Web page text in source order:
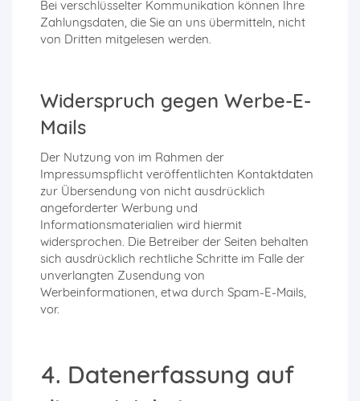
Bei verschlüsselter Kommunikation können Ihre
Zahlungsdaten, die Sie an uns übermitteln, nicht
von Dritten mitgelesen werden.
Widerspruch gegen Werbe-E-
Mails
Der Nutzung von im Rahmen der
Impressumspflicht veröffentlichten Kontaktdaten
zur Übersendung von nicht ausdrücklich
angeforderter Werbung und
Informationsmaterialien wird hiermit
widersprochen. Die Betreiber der Seiten behalten
sich ausdrücklich rechtliche Schritte im Falle der
unverlangten Zusendung von
Werbeinformationen, etwa durch Spam-E-Mails,
vor.
4. Datenerfassung auf